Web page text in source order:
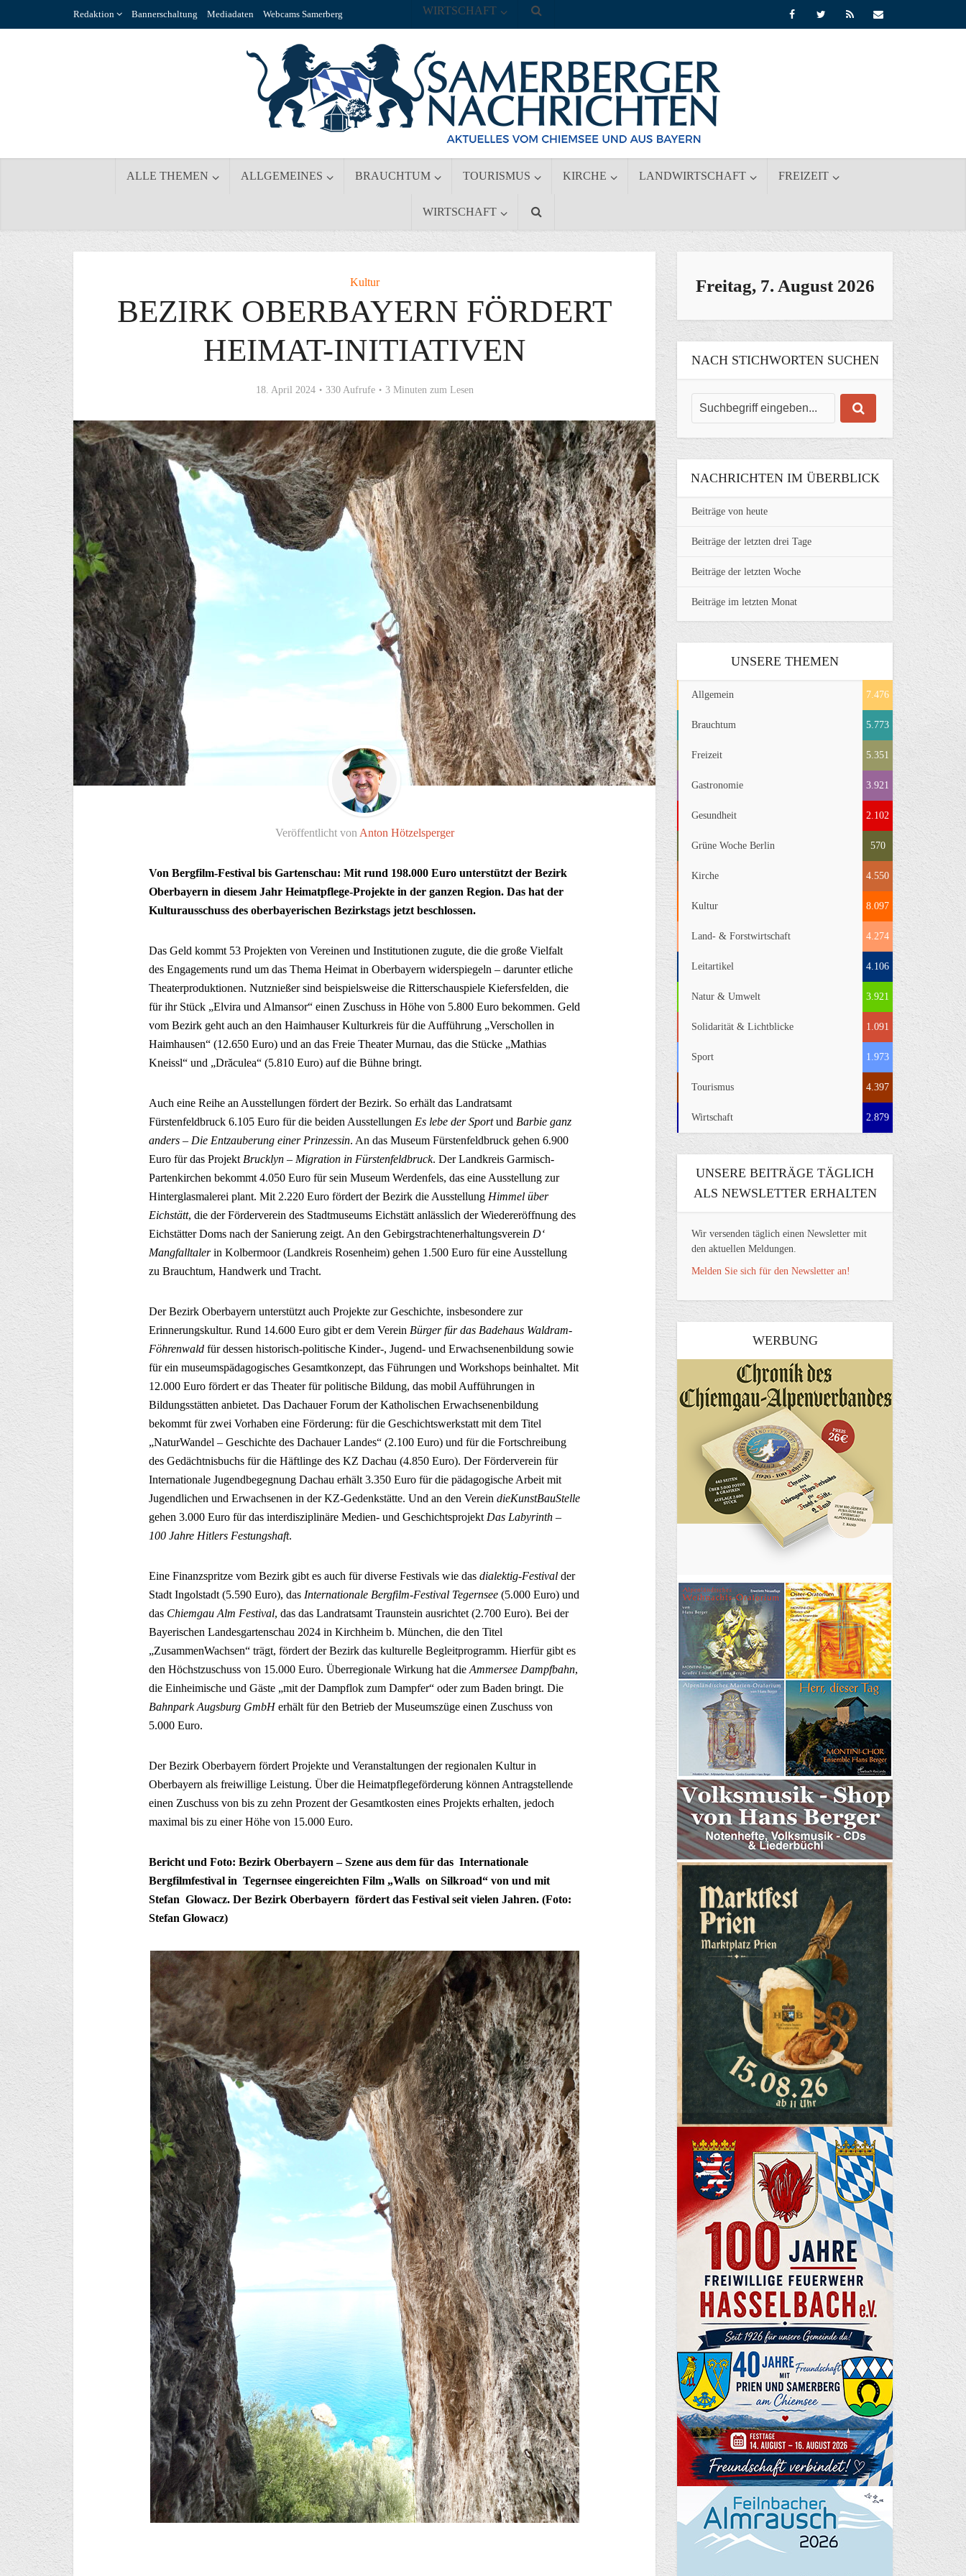
Redaktion Bannerschaltung Mediadaten Webcams Samerberg
ALLE THEMEN ALLGEMEINES BRAUCHTUM TOURISMUS KIRCHE LANDWIRTSCHAFT FREIZEIT
WIRTSCHAFT
WIRTSCHAFT
Kultur
BEZIRK OBERBAYERN FÖRDERT
HEIMAT-INITIATIVEN
18. April 2024 330 Aufrufe 3 Minuten zum Lesen
Veröffentlicht von Anton Hötzelsperger
Von Bergfilm-Festival bis Gartenschau: Mit rund 198.000 Euro unterstützt der Bezirk
Oberbayern in diesem Jahr Heimatpflege-Projekte in der ganzen Region. Das hat der
Kulturausschuss des oberbayerischen Bezirkstags jetzt beschlossen.
Das Geld kommt 53 Projekten von Vereinen und Institutionen zugute, die die große Vielfalt
des Engagements rund um das Thema Heimat in Oberbayern widerspiegeln – darunter etliche
Theaterproduktionen. Nutznießer sind beispielsweise die Ritterschauspiele Kiefersfelden, die
für ihr Stück „Elvira und Almansor“ einen Zuschuss in Höhe von 5.800 Euro bekommen. Geld
vom Bezirk geht auch an den Haimhauser Kulturkreis für die Aufführung „Verschollen in
Haimhausen“ (12.650 Euro) und an das Freie Theater Murnau, das die Stücke „Mathias
Kneissl“ und „Drăculea“ (5.810 Euro) auf die Bühne bringt.
Auch eine Reihe an Ausstellungen fördert der Bezirk. So erhält das Landratsamt
Fürstenfeldbruck 6.105 Euro für die beiden Ausstellungen Es lebe der Sportund Barbie ganz
anders – Die Entzauberung einer Prinzessin. An das Museum Fürstenfeldbruck gehen 6.900
Euro für das Projekt Brucklyn – Migration in Fürstenfeldbruck. Der Landkreis Garmisch-
Partenkirchen bekommt 4.050 Euro für sein Museum Werdenfels, das eine Ausstellung zur
Hinterglasmalerei plant. Mit 2.220 Euro fördert der Bezirk die Ausstellung Himmel über
Eichstätt, die der Förderverein des Stadtmuseums Eichstätt anlässlich der Wiedereröffnung des
Eichstätter Doms nach der Sanierung zeigt. An den Gebirgstrachtenerhaltungsverein D‘
Mangfalltalerin Kolbermoor (Landkreis Rosenheim) gehen 1.500 Euro für eine Ausstellung
zu Brauchtum, Handwerk und Tracht.
Der Bezirk Oberbayern unterstützt auch Projekte zur Geschichte, insbesondere zur
Erinnerungskultur. Rund 14.600 Euro gibt er dem Verein Bürger für das Badehaus Waldram-
Föhrenwald für dessen historisch-politische Kinder-, Jugend- und Erwachsenenbildung sowie
für ein museumspädagogisches Gesamtkonzept, das Führungen und Workshops beinhaltet. Mit
12.000 Euro fördert er das Theater für politische Bildung, das mobil Aufführungen in
Bildungsstätten anbietet. Das Dachauer Forum der Katholischen Erwachsenenbildung
bekommt für zwei Vorhaben eine Förderung: für die Geschichtswerkstatt mit dem Titel
„NaturWandel – Geschichte des Dachauer Landes“ (2.100 Euro) und für die Fortschreibung
des Gedächtnisbuchs für die Häftlinge des KZ Dachau (4.850 Euro). Der Förderverein für
Internationale Jugendbegegnung Dachau erhält 3.350 Euro für die pädagogische Arbeit mit
Jugendlichen und Erwachsenen in der KZ-Gedenkstätte. Und an den Verein dieKunstBauStelle
gehen 3.000 Euro für das interdisziplinäre Medien- und Geschichtsprojekt Das Labyrinth –
100 Jahre Hitlers Festungshaft.
Eine Finanzspritze vom Bezirk gibt es auch für diverse Festivals wie das dialektig-Festival der
Stadt Ingolstadt (5.590 Euro), das Internationale Bergfilm-Festival Tegernsee (5.000 Euro) und
das Chiemgau Alm Festival, das das Landratsamt Traunstein ausrichtet (2.700 Euro). Bei der
Bayerischen Landesgartenschau 2024 in Kirchheim b. München, die den Titel
„ZusammenWachsen“ trägt, fördert der Bezirk das kulturelle Begleitprogramm. Hierfür gibt es
den Höchstzuschuss von 15.000 Euro. Überregionale Wirkung hat die Ammersee Dampfbahn,
die Einheimische und Gäste „mit der Dampflok zum Dampfer“ oder zum Baden bringt. Die
Bahnpark Augsburg GmbHerhält für den Betrieb der Museumszüge einen Zuschuss von
5.000 Euro.
Der Bezirk Oberbayern fördert Projekte und Veranstaltungen der regionalen Kultur in
Oberbayern als freiwillige Leistung. Über die Heimatpflegeförderung können Antragstellende
einen Zuschuss von bis zu zehn Prozent der Gesamtkosten eines Projekts erhalten, jedoch
maximal bis zu einer Höhe von 15.000 Euro.
Bericht und Foto: Bezirk Oberbayern – Szene aus dem für das Internationale
Bergfilmfestival in Tegernsee eingereichten Film „Walls on Silkroad“ von und mit
Stefan Glowacz. Der Bezirk Oberbayern fördert das Festival seit vielen Jahren. (Foto:
Stefan Glowacz)
Freitag, 7. August 2026
NACH STICHWORTEN SUCHEN
NACHRICHTEN IM ÜBERBLICK
Beiträge von heute
Beiträge der letzten drei Tage
Beiträge der letzten Woche
Beiträge im letzten Monat
UNSERE THEMEN
Allgemein 7.476
Brauchtum 5.773
Freizeit 5.351
Gastronomie 3.921
Gesundheit 2.102
Grüne Woche Berlin 570
Kirche 4.550
Kultur 8.097
Land- & Forstwirtschaft 4.274
Leitartikel 4.106
Natur & Umwelt 3.921
Solidarität & Lichtblicke 1.091
Sport 1.973
Tourismus 4.397
Wirtschaft 2.879
UNSERE BEITRÄGE TÄGLICH
ALS NEWSLETTER ERHALTEN
Wir versenden täglich einen Newsletter mit
den aktuellen Meldungen.
Melden Sie sich für den Newsletter an!
WERBUNG